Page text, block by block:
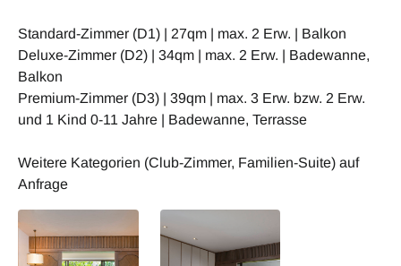
Standard-Zimmer (D1) | 27qm | max. 2 Erw. | Balkon
Deluxe-Zimmer (D2) | 34qm | max. 2 Erw. | Badewanne,
Balkon
Premium-Zimmer (D3) | 39qm | max. 3 Erw. bzw. 2 Erw.
und 1 Kind 0-11 Jahre | Badewanne, Terrasse
Weitere Kategorien (Club-Zimmer, Familien-Suite) auf
Anfrage